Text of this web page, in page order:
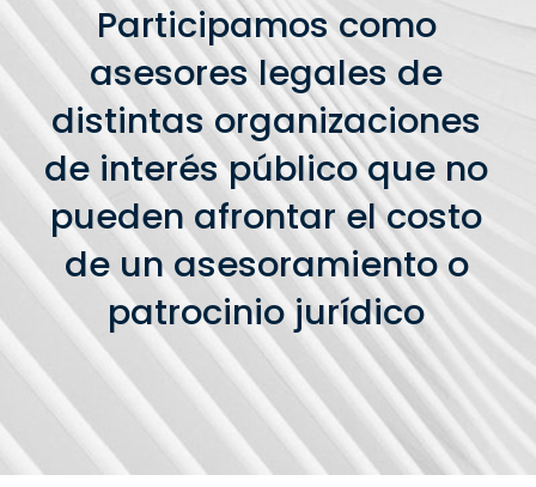
Participamos como
asesores legales de
distintas organizaciones
de interés público que no
pueden afrontar el costo
de un asesoramiento o
patrocinio jurídico